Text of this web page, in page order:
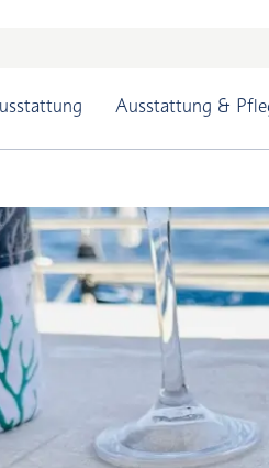
Ausstattung &